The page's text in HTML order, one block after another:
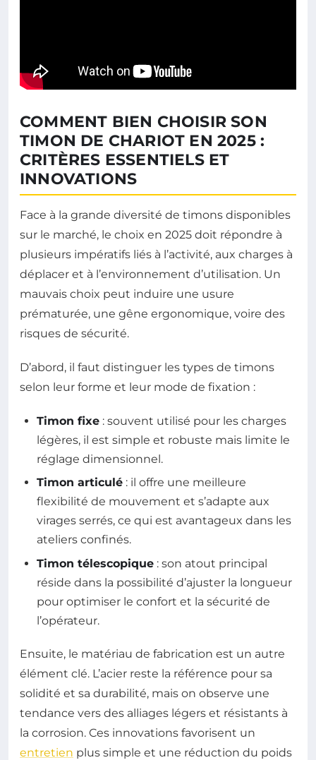
COMMENT BIEN CHOISIR SON
TIMON DE CHARIOT EN 2025 :
CRITÈRES ESSENTIELS ET
INNOVATIONS
Face à la grande diversité de timons disponibles
sur le marché, le choix en 2025 doit répondre à
plusieurs impératifs liés à l’activité, aux charges à
déplacer et à l’environnement d’utilisation. Un
mauvais choix peut induire une usure
prématurée, une gêne ergonomique, voire des
risques de sécurité.
D’abord, il faut distinguer les types de timons
selon leur forme et leur mode de fixation :
Timon fixe : souvent utilisé pour les charges
légères, il est simple et robuste mais limite le
réglage dimensionnel.
Timon articulé : il offre une meilleure
flexibilité de mouvement et s’adapte aux
virages serrés, ce qui est avantageux dans les
ateliers confinés.
Timon télescopique : son atout principal
réside dans la possibilité d’ajuster la longueur
pour optimiser le confort et la sécurité de
l’opérateur.
Ensuite, le matériau de fabrication est un autre
élément clé. L’acier reste la référence pour sa
solidité et sa durabilité, mais on observe une
tendance vers des alliages légers et résistants à
la corrosion. Ces innovations favorisent un
entretien plus simple et une réduction du poids